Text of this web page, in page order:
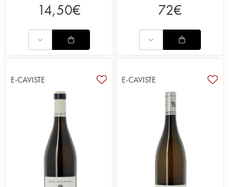
14,50€ 72€
E-CAVISTE E-CAVISTE